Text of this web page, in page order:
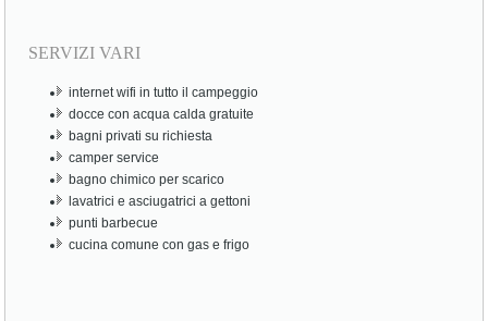
SERVIZI VARI
internet wifi in tutto il campeggio
docce con acqua calda gratuite
bagni privati su richiesta
camper service
bagno chimico per scarico
lavatrici e asciugatrici a gettoni
punti barbecue
cucina comune con gas e frigo